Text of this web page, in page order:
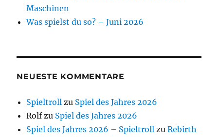
Maschinen
Was spielst du so? – Juni 2026
NEUESTE KOMMENTARE
Spieltroll zu Spiel des Jahres 2026
Rolfzu Spiel des Jahres 2026
Spiel des Jahres 2026 – Spieltroll zuRebirth